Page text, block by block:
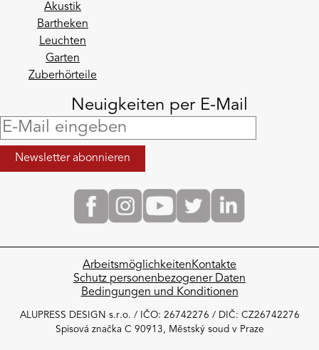
Akustik
Bartheken
Leuchten
Garten
Zuberhörteile
Neuigkeiten per E-Mail
ArbeitsmöglichkeitenKontakte
Schutz personenbezogener Daten
Bedingungen und Konditionen
ALUPRESS DESIGN s.r.o. / IČO: 26742276 / DIČ: CZ26742276
Spisová značka C 90913, Městský soud v Praze